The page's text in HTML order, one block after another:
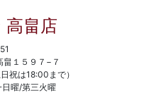
高畠店
畠１５９７−７
祝は18:00まで）
曜/第三火曜